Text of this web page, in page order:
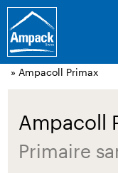
Ampack - Les experts
1946.»Produits
accessoires
» Ampacoll Primax
Ampacoll
Primaire